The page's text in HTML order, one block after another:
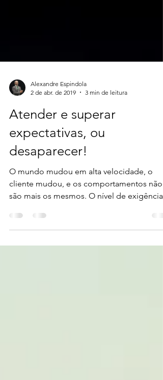
2 de abr. de 2019
Atender e superar
expectativas, ou
desaparecer!
O mundo mudou em alta velocidade, o
cliente mudou, e os comportamentos não
são mais os mesmos. O nível de exigência